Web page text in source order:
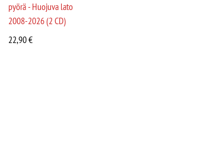
pyörä - Huojuva lato
2008-2026 (2 CD)
22,90€